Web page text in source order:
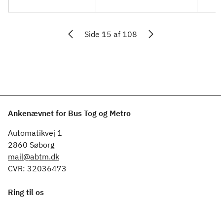
Side 15 af 108
Ankenævnet for Bus Tog og Metro
Automatikvej 1
2860 Søborg
mail@abtm.dk
CVR: 32036473
Ring til os